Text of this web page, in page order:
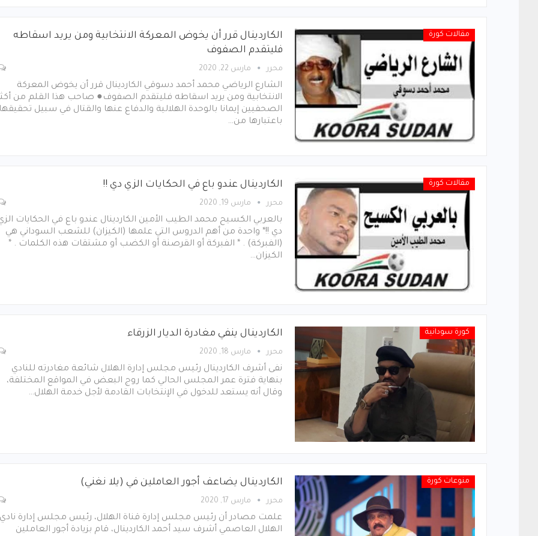
مقالات كورة
الكاردينال قرر أن يخوض المعركة الانتخابية ومن يريد اسقاطه
فليتقدم الصفوف
محرر مارس 22, 2020
الشارع الرياضي محمد أحمد دسوقي الكاردينال قرر أن يخوض المعركة
الانتخابية ومن يريد اسقاطه فليتقدم الصفوف● صاحب هذا القلم من
الصحفيين إيمانا بالوحدة الهلالية والدفاع عنها والقتال في سبيل
باعتبارها من…
مقالات كورة الكاردينال عندو باع في الحكايات الزي دي !!
محرر مارس 19, 2020
بالعربي الكسيح محمد الطيب الأمين الكاردينال عندو باع في الحكايات
دي !!* واحدة من أهم الدروس التي علمها (الكيزان) للشعب السوداني هي
(الفبركة) . * الفبركة أو القرصنة أو الكضب أو مشتقات هذه الكلمات . *
الكيزان…
كورة سودانية الكاردينال ينفي مغادرة الديار الزرقاء
محرر مارس 18, 2020
نفى أشرف الكاردينال رئيس مجلس إدارة الهلال شائعة مغادرته للنادي
بنهاية فترة عمر المجلس الحالي كما روج البعض في المواقع المختلفة،
وقال أنه يستعد للدخول في الإنتخابات القادمة لأجل خدمة الهلال…
منوعات كورة الكاردينال يضاعف أجور العاملين في (يلا نغني)
محرر مارس 17, 2020
علمت مصادر أن رئيس مجلس إدارة قناة الهلال، رئيس مجلس إدارة نادي
الهلال العاصمي أشرف سيد أحمد الكاردينال، قام بزيادة أجور العاملين